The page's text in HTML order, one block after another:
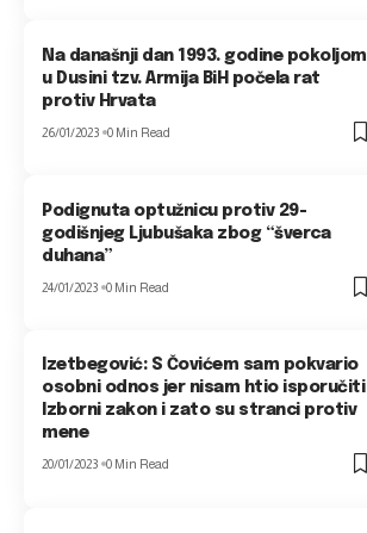
Na današnji dan 1993. godine pokoljom
u Dusini tzv. Armija BiH počela rat
protiv Hrvata
26/01/2023 0 Min Read
Podignuta optužnicu protiv 29-
godišnjeg Ljubušaka zbog “šverca
duhana”
24/01/2023 0 Min Read
Izetbegović: S Čovićem sam pokvario
osobni odnos jer nisam htio isporučiti
Izborni zakon i zato su stranci protiv
mene
20/01/2023 0 Min Read